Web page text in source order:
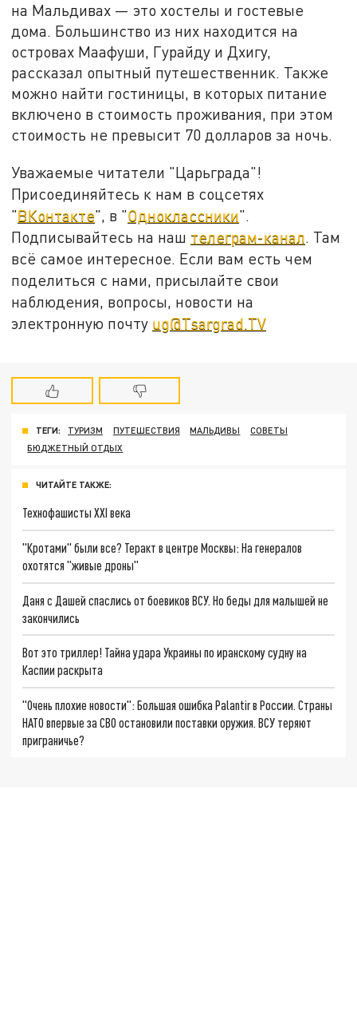
на Мальдивах — это хостелы и гостевые
дома. Большинство из них находится на
островах Маафуши, Гурайду и Дхигу,
рассказал опытный путешественник. Также
можно найти гостиницы, в которых питание
включено в стоимость проживания, при этом
стоимость не превысит 70 долларов за ночь.
Уважаемые читатели "Царьграда"!
Присоединяйтесь к нам в соцсетях
"ВКонтакте", в "Одноклассники".
Подписывайтесь на наш телеграм-канал. Там
всё самое интересное. Если вам есть чем
поделиться с нами, присылайте свои
наблюдения, вопросы, новости на
электронную почту ug@Tsargrad.TV
ТЕГИ: ТУРИЗМ ПУТЕШЕСТВИЯ МАЛЬДИВЫ
СОВЕТЫ
БЮДЖЕТНЫЙ ОТДЫХ
ЧИТАЙТЕ ТАКЖЕ:
Технофашисты XXI века
"Кротами" были все? Теракт в центре Москвы: На генералов
охотятся "живые дроны"
Даня с Дашей спаслись от боевиков ВСУ. Но беды для малышей не
закончились
Вот это триллер! Тайна удара Украины по иранскому судну на
Каспии раскрыта
"Очень плохие новости": Большая ошибка Palantir в России. Страны
НАТО впервые за СВО остановили поставки оружия. ВСУ теряют
приграничье?